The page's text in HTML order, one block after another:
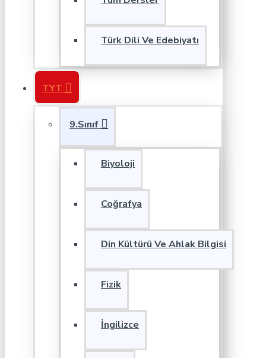
Türk Dili Ve Edebiyatı
TYT
9.Sınıf
Biyoloji
Coğrafya
Din Kültürü Ve Ahlak Bilgisi
Fizik
İngilizce